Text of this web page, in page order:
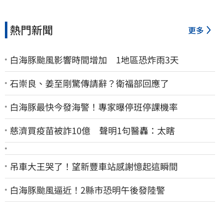
熱門新聞 更多
白海豚颱風影響時間增加 1地區恐炸雨3天
石崇良、姜至剛驚傳請辭？衛福部回應了
白海豚最快今發海警！專家曝停班停課機率
慈濟買疫苗被詐10億 聲明1句醫轟：太瞎
吊車大王哭了！望新豐車站感謝憶起這瞬間
白海豚颱風逼近！2縣市恐明午後發陸警